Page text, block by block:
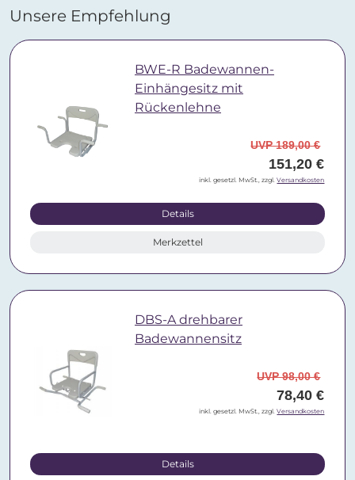
Unsere Empfehlung
BWE-R Badewannen-
Einhängesitz mit
Rückenlehne
UVP 189,00 €
151,20 €
inkl. gesetzl. MwSt., zzgl.Versandkosten
Details
Merkzettel
DBS-A drehbarer
Badewannensitz
UVP 98,00 €
78,40 €
inkl. gesetzl. MwSt., zzgl.Versandkosten
Details